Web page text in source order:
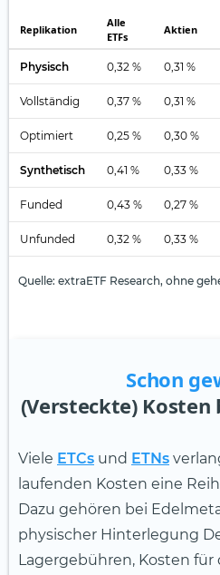
Replikation
Alle
ETFs
Aktien
Physisch 0,32 % 0,31 %
Vollständig 0,37 % 0,31 %
Optimiert 0,25 % 0,30 %
Synthetisch 0,41 % 0,33 %
Funded 0,43 % 0,27 %
Unfunded 0,32 % 0,33 %
Quelle: extraETF Research, ohne
Schon
(Versteckte) Kosten
Viele ETCs und ETNs
laufenden Kosten eine
Dazu gehören bei
physischer Hinterlegung
Lagergebühren, Kosten